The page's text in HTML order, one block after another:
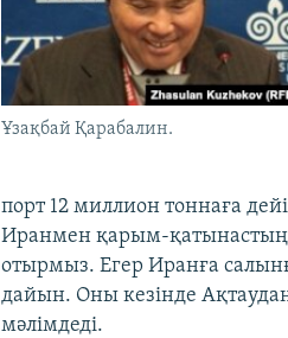
Ұзақбай Қарабалин.
порт 12 миллион тоннаға
Иранмен қарым-
отырмыз. Егер Иранға
дайын. Оны кезінде
мәлімдеді.